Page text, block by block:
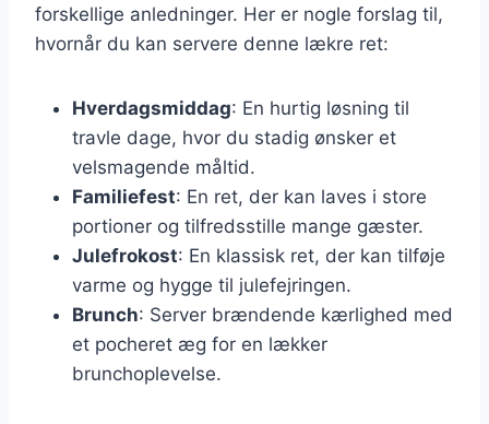
forskellige anledninger. Her er nogle forslag til,
hvornår du kan servere denne lækre ret:
Hverdagsmiddag: En hurtig løsning til
travle dage, hvor du stadig ønsker et
velsmagende måltid.
Familiefest: En ret, der kan laves i store
portioner og tilfredsstille mange gæster.
Julefrokost: En klassisk ret, der kan tilføje
varme og hygge til julefejringen.
Brunch: Server brændende kærlighed med
et pocheret æg for en lækker
brunchoplevelse.